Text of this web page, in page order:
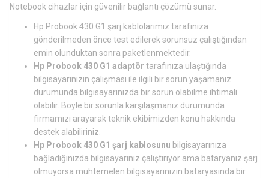
Notebook cihazlar için güvenilir bağlantı çözümü sunar.
Hp Probook 430 G1 şarj kablolarımız tarafınıza
gönderilmeden önce test edilerek sorunsuz çalıştığından
emin olunduktan sonra paketlenmektedir.
Hp Probook 430 G1 adaptör tarafınıza ulaştığında
bilgisayarınızın çalışması ile ilgili bir sorun yaşamanız
durumunda bilgisayarınızda bir sorun olabilme ihtimali
olabilir. Böyle bir sorunla karşılaşmanız durumunda
firmamızı arayarak teknik ekibimizden konu hakkında
destek alabiliriniz.
Hp Probook 430 G1 şarj kablosunu bilgisayarınıza
bağladığınızda bilgisayarınız çalıştırıyor ama bataryanız şarj
olmuyorsa muhtemelen bilgisayarınızın bataryasında bir